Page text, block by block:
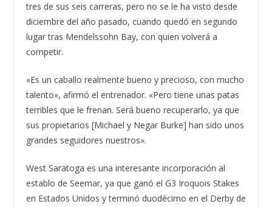
tres de sus seis carreras, pero no se le ha visto desde
diciembre del año pasado, cuando quedó en segundo
lugar tras Mendelssohn Bay, con quien volverá a
competir.
«Es un caballo realmente bueno y precioso, con mucho
talento», afirmó el entrenador. «Pero tiene unas patas
terribles que le frenan. Será bueno recuperarlo, ya que
sus propietarios [Michael y Negar Burke] han sido unos
grandes seguidores nuestros».
West Saratoga es una interesante incorporación al
establo de Seemar, ya que ganó el G3 Iroquois Stakes
en Estados Unidos y terminó duodécimo en el Derby de